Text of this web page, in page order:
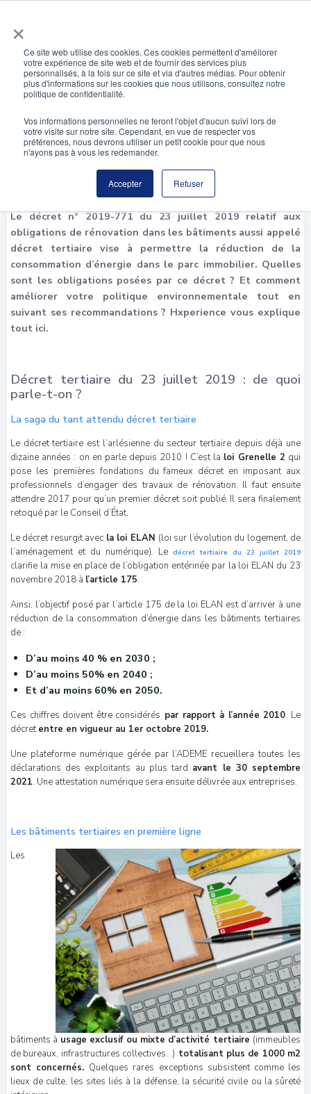
×
Ce site web utilise des cookies. Ces cookies permettent d'améliorer
votre expérience de site web et de fournir des services plus
personnalisés, à la fois sur ce site et via d'autres médias. Pour obtenir
plus d'informations sur les cookies que nous utilisons, consultez notre
politique de confidentialité.
Vos informations personnelles ne feront l'objet d'aucun suivi lors de
votre visite sur notre site. Cependant, en vue de respecter vos
préférences, nous devrons utiliser un petit cookie pour que nous
n'ayons pas à vous les redemander.
Accepter Refuser
Exploitez le décret tertiaire pour améliorer
votre politique environnementale
Le décret n° 2019-771 du 23 juillet 2019 relatif aux
obligations de rénovation dans les bâtiments aussi appelé
décret tertiaire vise à permettre la réduction de la
consommation d’énergie dans le parc immobilier. Quelles
sont les obligations posées par ce décret ? Et comment
améliorer votre politique environnementale tout en
suivant ses recommandations ? Hxperience vous explique
tout ici.
Décret tertiaire du 23 juillet 2019 : de quoi
parle-t-on ?
La saga du tant attendu décret tertiaire
Le décret tertiaire est l’arlésienne du secteur tertiaire depuis déjà une
dizaine années : on en parle depuis 2010 ! C’est la loi Grenelle 2 qui
pose les premières fondations du fameux décret en imposant aux
professionnels d’engager des travaux de rénovation. Il faut ensuite
attendre 2017 pour qu’un premier décret soit publié. Il sera finalement
retoqué par le Conseil d’État.
Le décret resurgit avec la loi ELAN (loi sur l’évolution du logement, de
l’aménagement et du numérique). Le décret tertiaire du 23 juillet 2019
clarifie la mise en place de l’obligation entérinée par la loi ELAN du 23
novembre 2018 à l’article 175.
Ainsi, l’objectif posé par l’article 175 de la loi ELAN est d’arriver à une
réduction de la consommation d’énergie dans les bâtiments tertiaires
de :
D’au moins 40 % en 2030 ;
D’au moins 50% en 2040 ;
Et d’au moins 60% en 2050.
Ces chiffres doivent être considérés par rapport à l’année 2010. Le
décretentre en vigueur au 1er octobre 2019.
Une plateforme numérique gérée par l’ADEME recueillera toutes les
déclarations des exploitants au plus tard avant le 30 septembre
2021. Une attestation numérique sera ensuite délivrée aux entreprises.
Les bâtiments tertiaires en première ligne
Les
bâtiments à usage exclusif ou mixte d’activité tertiaire (immeubles
de bureaux, infrastructures collectives…) totalisant plus de 1000 m2
sont concernés. Quelques rares exceptions subsistent comme les
lieux de culte, les sites liés à la défense, la sécurité civile ou la sûreté